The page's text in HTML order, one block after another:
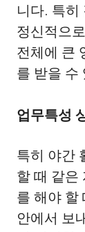
니다. 특히
정신적으
전체에 큰
를 받을 수
업무특성
특히 야간
할 때 같은
를 해야 할
안에서 보